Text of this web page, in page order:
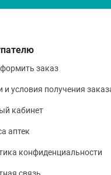
заказ
и условия получения
кабинет
аптек
конфиденциальности
связь